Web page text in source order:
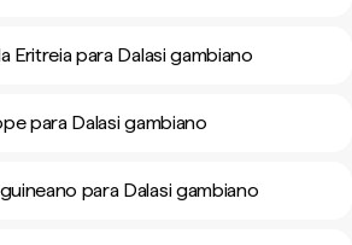
Eritreia para Dalasi gambiano
para Dalasi gambiano
para Dalasi gambiano